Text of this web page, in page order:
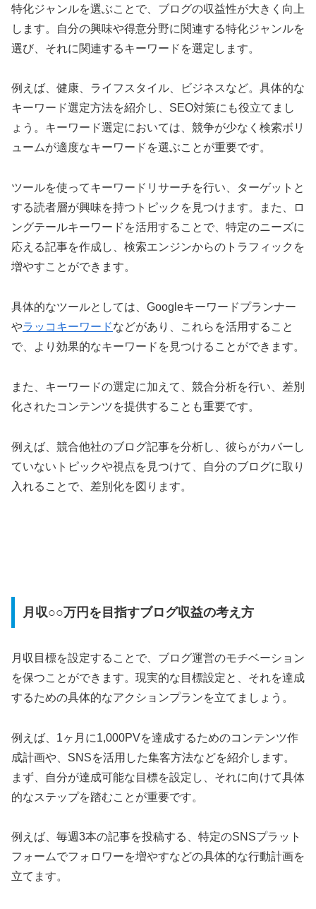
特化ジャンルを選ぶことで、ブログの収益性が大きく向上
します。自分の興味や得意分野に関連する特化ジャンルを
選び、それに関連するキーワードを選定します。
例えば、健康、ライフスタイル、ビジネスなど。具体的な
キーワード選定方法を紹介し、SEO対策にも役立てまし
ょう。キーワード選定においては、競争が少なく検索ボリ
ュームが適度なキーワードを選ぶことが重要です。
ツールを使ってキーワードリサーチを行い、ターゲットと
する読者層が興味を持つトピックを見つけます。また、ロ
ングテールキーワードを活用することで、特定のニーズに
応える記事を作成し、検索エンジンからのトラフィックを
増やすことができます。
具体的なツールとしては、Googleキーワードプランナー
やラッコキーワードなどがあり、これらを活用すること
で、より効果的なキーワードを見つけることができます。
また、キーワードの選定に加えて、競合分析を行い、差別
化されたコンテンツを提供することも重要です。
例えば、競合他社のブログ記事を分析し、彼らがカバーし
ていないトピックや視点を見つけて、自分のブログに取り
入れることで、差別化を図ります。
月収○○万円を目指すブログ収益の考え方
月収目標を設定することで、ブログ運営のモチベーション
を保つことができます。現実的な目標設定と、それを達成
するための具体的なアクションプランを立てましょう。
例えば、1ヶ月に1,000PVを達成するためのコンテンツ作
成計画や、SNSを活用した集客方法などを紹介します。
まず、自分が達成可能な目標を設定し、それに向けて具体
的なステップを踏むことが重要です。
例えば、毎週3本の記事を投稿する、特定のSNSプラット
フォームでフォロワーを増やすなどの具体的な行動計画を
立てます。